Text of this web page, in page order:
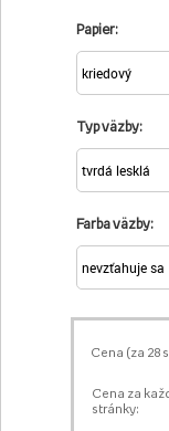
Papier:
Typ väzby:
Farba väzby:
Cena (za 28
Cena za
stránky: